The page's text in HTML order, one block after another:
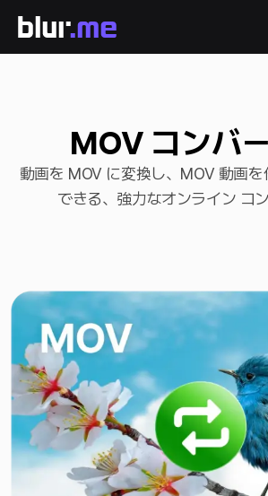
MOV コンバ
動画を MOV に変換し、MOV 動画
できる、強力なオンライン コン